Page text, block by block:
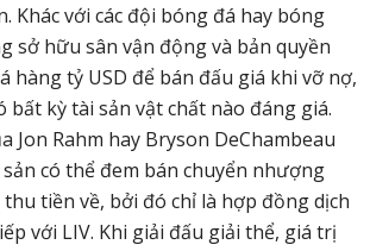
Khác với các đội bóng đá hay bóng
sở hữu sân vận động và bản quyền
hàng tỷ USD để bán đấu giá khi vỡ nợ,
bất kỳ tài sản vật chất nào đáng giá.
Jon Rahm hay Bryson DeChambeau
có thể đem bán chuyển nhượng
thu tiền về, bởi đó chỉ là hợp đồng dịch
với LIV. Khi giải đấu giải thể, giá trị